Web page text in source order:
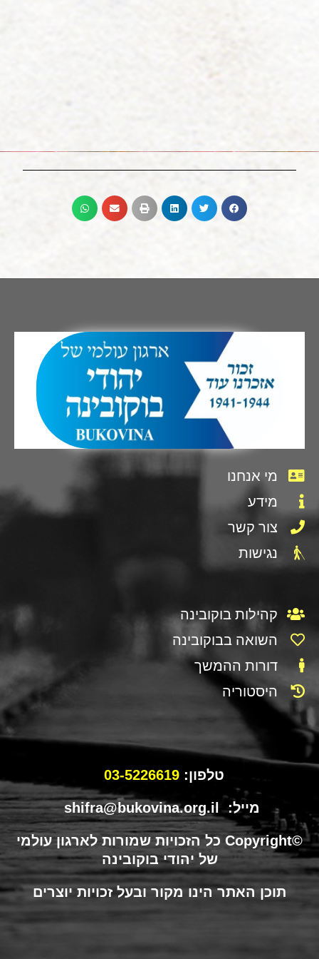
מי אנחנו
מידע
צור קשר
נגישות
קהילות בוקובינה
השואה בבוקובינה
דורות ההמשך
היסטוריה
טלפון:03-5226619
מייל: shifra@bukovina.org.il
©Copyright כל הזכויות שמורות לארגון עולמי
של יהודי בוקובינה
תוכן האתר הינו מקור ובעל זכויות יוצרים